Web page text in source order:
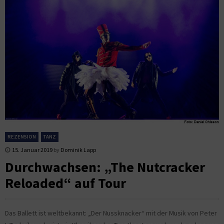
REZENSION TANZ
15. Januar 2019 by Dominik Lapp
Durchwachsen: „The Nutcracker
Reloaded“ auf Tour
Das Ballett ist weltbekannt: „Der Nussknacker“ mit der Musik von Peter